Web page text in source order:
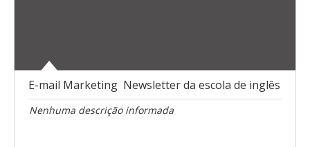
E-mail Marketing  Newsletter da escola de inglês
Nenhuma descrição informada